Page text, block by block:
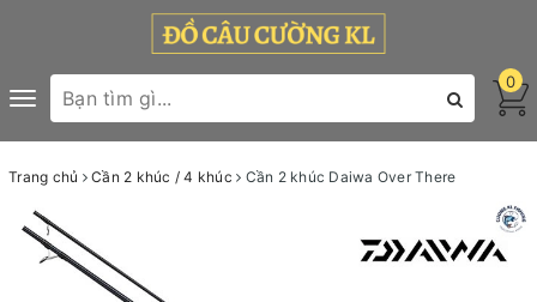
Toggle
navigation
0
Trang chủ Cần 2 khúc / 4 khúc Cần 2 khúc Daiwa Over There